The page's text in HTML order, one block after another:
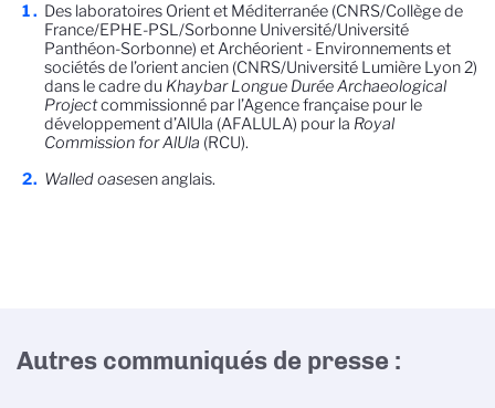
Des laboratoires Orient et Méditerranée (CNRS/Collège de
France/EPHE-PSL/Sorbonne Université/Université
Panthéon-Sorbonne) et Archéorient - Environnements et
sociétés de l’orient ancien (CNRS/Université Lumière Lyon 2)
dans le cadre du Khaybar Longue Durée Archaeological
Projectcommissionné par l’Agence française pour le
développement d’AlUla (AFALULA) pour la Royal
Commission for AlUla (RCU).
Walled oasesen anglais.
Autres communiqués de presse :